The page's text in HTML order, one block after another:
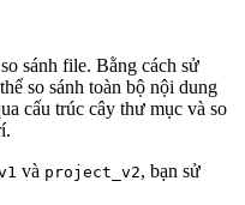
sánh file. Bằng cách sử
so sánh toàn bộ nội dung
cấu trúc cây thư mục và so
và project_v2, bạn sử